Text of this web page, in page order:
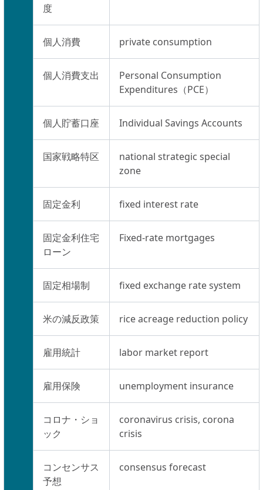
度
個人消費 private consumption
個人消費支出
Personal Consumption
Expenditures（PCE）
個人貯蓄口座 Individual Savings Accounts
国家戦略特区
national strategic special
zone
固定金利 fixed interest rate
固定金利住宅
ローン
Fixed-rate mortgages
固定相場制 fixed exchange rate system
米の減反政策 rice acreage reduction policy
雇用統計 labor market report
雇用保険 unemployment insurance
コロナ・ショ
ック
coronavirus crisis, corona
crisis
コンセンサス
予想
consensus forecast